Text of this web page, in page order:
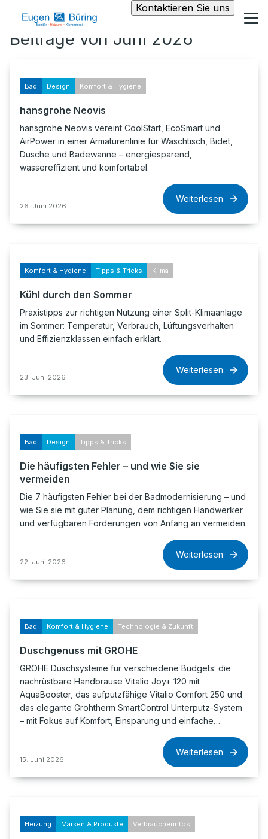
Kontaktieren Sie uns
Beiträge von Juni 2026
Bad Design Komfort & Hygiene
hansgrohe Neovis
hansgrohe Neovis vereint CoolStart, EcoSmart und
AirPower in einer Armaturenlinie für Waschtisch, Bidet,
Dusche und Badewanne – energiesparend,
wassereffizient und komfortabel.
26. Juni 2026
Weiterlesen
Komfort & Hygiene Tipps & Tricks Klima
Kühl durch den Sommer
Praxistipps zur richtigen Nutzung einer Split-Klimaanlage
im Sommer: Temperatur, Verbrauch, Lüftungsverhalten
und Effizienzklassen einfach erklärt.
23. Juni 2026
Weiterlesen
Bad Design Tipps & Tricks
Die häufigsten Fehler – und wie Sie sie
vermeiden
Die 7 häufigsten Fehler bei der Badmodernisierung – und
wie Sie sie mit guter Planung, dem richtigen Handwerker
und verfügbaren Förderungen von Anfang an vermeiden.
22. Juni 2026
Weiterlesen
Bad Komfort & Hygiene Technologie & Zukunft
Duschgenuss mit GROHE
GROHE Duschsysteme für verschiedene Budgets: die
nachrüstbare Handbrause Vitalio Joy+ 120 mit
AquaBooster, das aufputzfähige Vitalio Comfort 250 und
das elegante Grohtherm SmartControl Unterputz-System
– mit Fokus auf Komfort, Einsparung und einfache…
15. Juni 2026
Weiterlesen
Heizung Marken & Produkte Verbraucherinfos